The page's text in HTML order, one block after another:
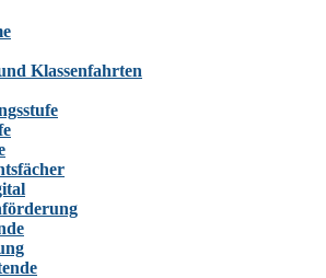
Klassenfahrten